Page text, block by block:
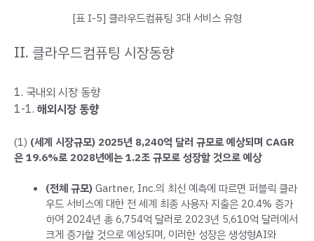
[표 Ⅰ-5] 클라우드컴퓨팅 3대 서비스 유형
II. 클라우드컴퓨팅 시장동향
1. 국내외 시장 동향
1-1. 해외시장 동향
(1) (세계 시장규모) 2025년 8,240억 달러 규모로 예상되며 CAGR
은 19.6%로 2028년에는 1.2조 규모로 성장할 것으로 예상
(전체 규모)Gartner, Inc.의 최신 예측에 따르면 퍼블릭 클라
우드 서비스에 대한 전 세계 최종 사용자 지출은 20.4% 증가
하여 2024년 총 6,754억 달러로 2023년 5,610억 달러에서
크게 증가할 것으로 예상되며, 이러한 성장은 생성형AI와